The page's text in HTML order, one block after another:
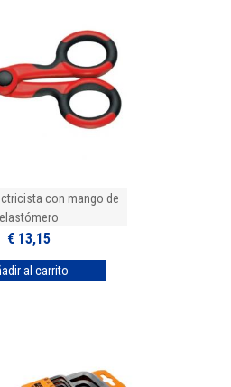
con mango de
elastómero
€ 13,15